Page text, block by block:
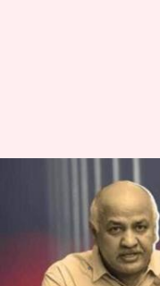
Manish
జ్యుడీషియల్
పొడిగింపు
Stalin Apr 06, 2024